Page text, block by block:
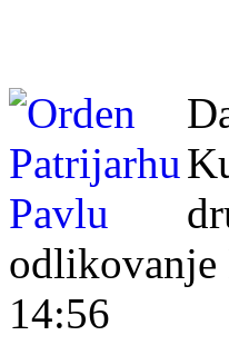
odlikovanje
14:56